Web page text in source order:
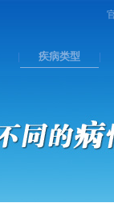
疾病类型